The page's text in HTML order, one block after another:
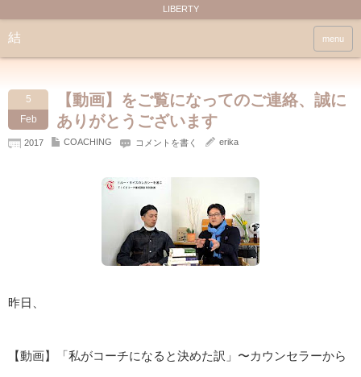
LIBERTY
結 menu
5
Feb
【動画】をご覧になってのご連絡、誠に
ありがとうございます
2017 COACHING コメントを書く erika
昨日、
【動画】「私がコーチになると決めた訳」〜カウンセラーから